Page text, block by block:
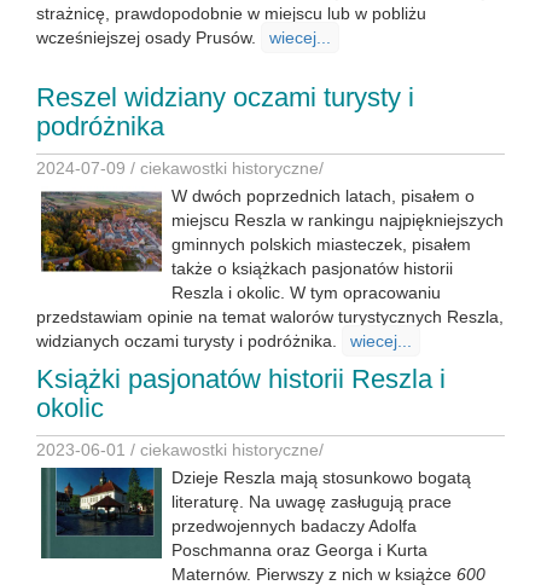
strażnicę, prawdopodobnie w miejscu lub w pobliżu
wcześniejszej osady Prusów.
wiecej...
Reszel widziany oczami turysty i
podróżnika
2024-07-09 / ciekawostki historyczne/
W dwóch poprzednich latach, pisałem o
miejscu Reszla w rankingu najpiękniejszych
gminnych polskich miasteczek, pisałem
także o książkach pasjonatów historii
Reszla i okolic. W tym opracowaniu
przedstawiam opinie na temat walorów turystycznych Reszla,
widzianych oczami turysty i podróżnika.
wiecej...
Książki pasjonatów historii Reszla i
okolic
2023-06-01 / ciekawostki historyczne/
Dzieje Reszla mają stosunkowo bogatą
literaturę. Na uwagę zasługują prace
przedwojennych badaczy Adolfa
Poschmanna oraz Georga i Kurta
Maternów. Pierwszy z nich w książce 600